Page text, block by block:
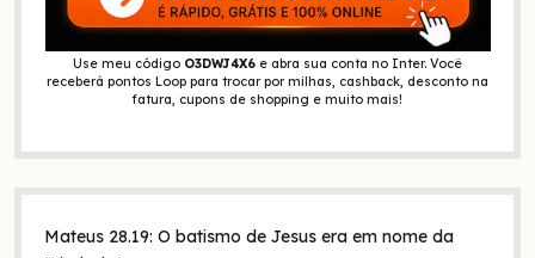
Use meu código O3DWJ4X6 e abra sua conta no Inter. Você
receberá pontos Loop para trocar por milhas, cashback, desconto na
fatura, cupons de shopping e muito mais!
Mateus 28.19: O batismo de Jesus era em nome da